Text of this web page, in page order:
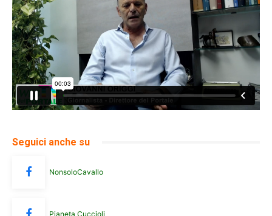
Seguici anche su
NonsoloCavallo
Pianeta Cuccioli